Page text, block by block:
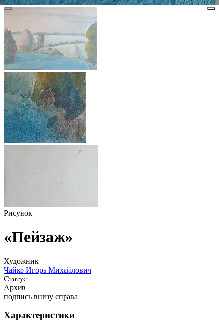
Рисунок
«Пейзаж»
Художник
Чайко Игорь Михайлович
Статус
Архив
подпись внизу справа
Характеристики